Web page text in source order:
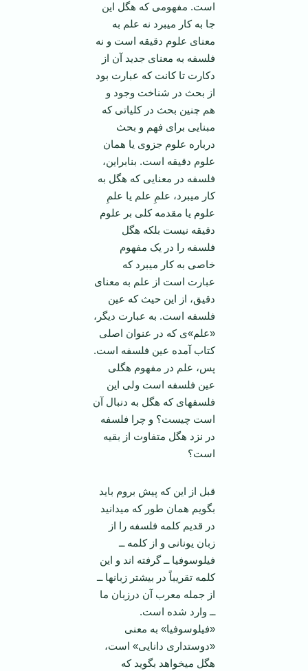
است. مفهومی که هگل این
جا به کار می­برد نه علم به
معنای علوم دقیقه است و نه
فلسفه به معنای جدید آن از
دکارت تا کانت که عبارت بود
از بحث در شناخت وجود و
هم چنین بحث در کلیاتی که
مبنایی برای فهم و بحث
درباره علوم جزوی یا همان
علوم دقیقه است. بنابراین،
فلسفه در معنایی که هگل به
کار می­برد، علمِ علم یا علمِ
علوم یا مقدمه کلی بر علوم
دقیقه نیست بلکه هگل
فلسفه را در یک مفهوم
خاصی به کار می­برد که
عبارت است از علم به معنای
دقیق، از این حیث که عین
فلسفه است. به عبارت دیگر،
«علم»ی که در عنوان اصلی
کتاب آمده عین فلسفه است.
پس، علم در مفهوم هگلی
عین فلسفه است ولی این
فلسفه­ای که هگل به دنبال آن
است چیست؟ و چرا فلسفه
در نزد هگل متفاوت از بقیه
است؟
قبل از این که پیش بروم باید
بگویم همان طور که می­دانید
در قدیم کلمه فلسفه را از
زبان یونانی و از کلمه ــ
فیلوسوفیا ــ گرفته­ اند و این
کلمه تقریباً در بیشتر زبانها ــ
از جمله معرب آن درزبان ما
ــ وارد شده است.
«فیلوسوفیا» به معنی
«دوستداری دانایی» است،
هگل می­خواهد بگوید که